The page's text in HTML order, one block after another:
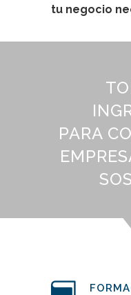
tu negocio
PARA